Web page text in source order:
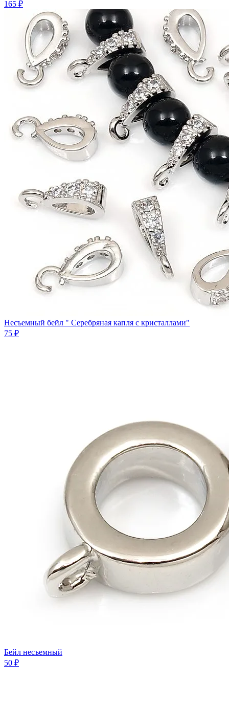
165 ₽
Несъемный бейл " Серебряная капля с кристаллами"
75 ₽
Бейл несъемный
50 ₽